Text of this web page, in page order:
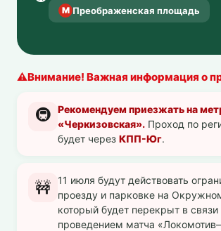
М Преображенская площадь
⚠️Внимание! Важная информация о
🚇 Рекомендуем приезжать на
«Черкизовская». Проход по
будет через КПП-Юг.
🚧 11 июля будут действовать
проезду и парковке на
который будет перекрыт в связи
проведением матча